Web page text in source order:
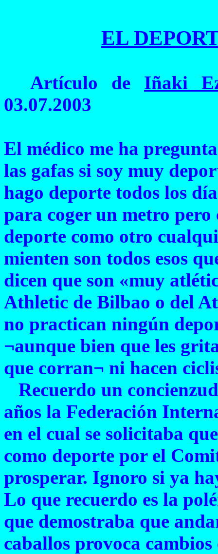
EL
Artículo de Iñaki
03.07.2003
El médico me ha
las gafas si soy muy
hago deporte todos los
para coger un metro pero
deporte como otro
mienten son todos esos
dicen que son «muy
Athletic de Bilbao o del
no practican ningún
¬aunque bien que les
que corran¬ ni hacen
Recuerdo un
años la Federación
en el cual se solicitaba
como deporte por el
prosperar. Ignoro si ya
Lo que recuerdo es la
que demostraba que
caballos provoca